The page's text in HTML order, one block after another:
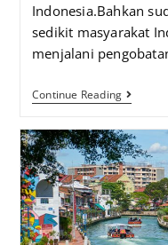
Indonesia.Bahkan
sedikit masyarakat
menjalani
Continue Reading